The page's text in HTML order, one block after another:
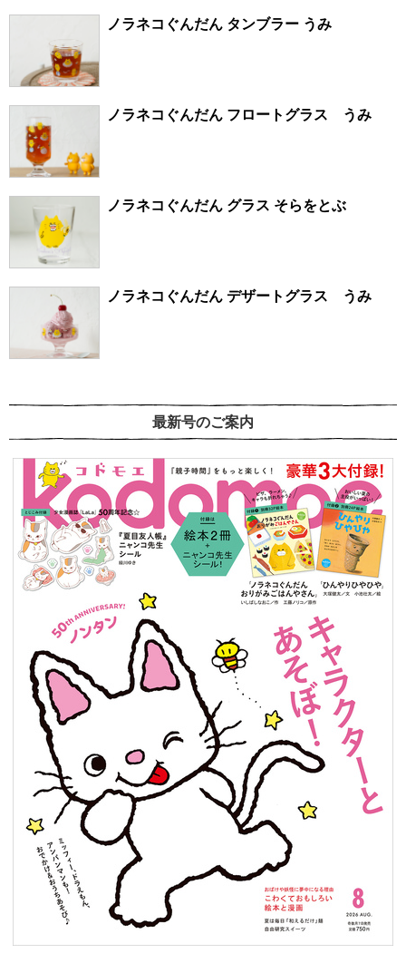
ノラネコぐんだん タンブラー うみ
ノラネコぐんだん フロートグラス うみ
ノラネコぐんだん グラス そらをとぶ
ノラネコぐんだん デザートグラス うみ
最新号のご案内